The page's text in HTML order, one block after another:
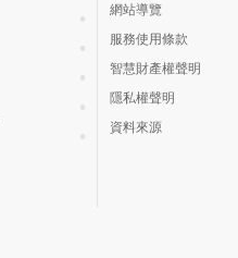
網站導覽
服務使用條款
智慧財產權聲明
隱私權聲明
資料來源